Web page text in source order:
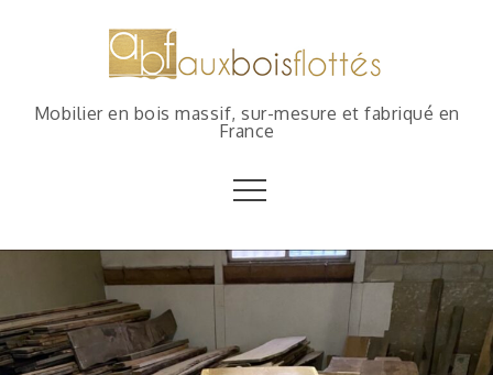
Mobilier en bois massif, sur-mesure et fabriqué en
France